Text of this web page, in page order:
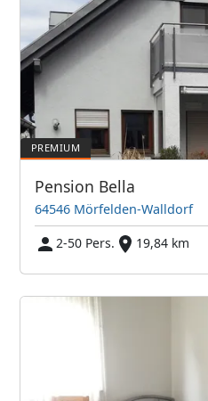
Pension Bella
64546 Mörfelden-Walldorf
2-50 Pers.
19,84 km